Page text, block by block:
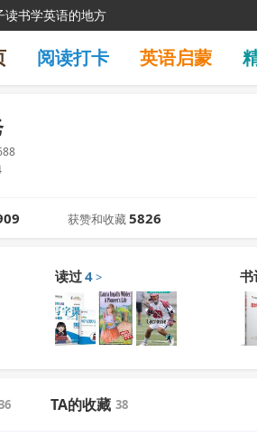
读书学英语的地方
阅读打卡 英语启蒙
获赞和收藏5826
读过4> 书
TA的收藏 38